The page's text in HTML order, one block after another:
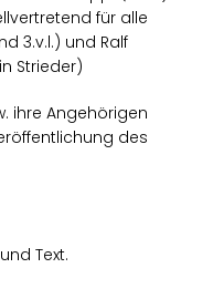
für alle
3.v.l.) und Ralf
Strieder)
ihre Angehörigen
des
Text.